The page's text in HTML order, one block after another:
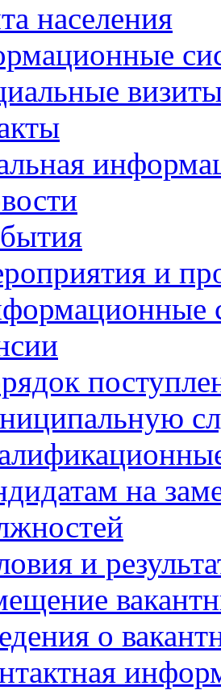
населения
и
на
и
о